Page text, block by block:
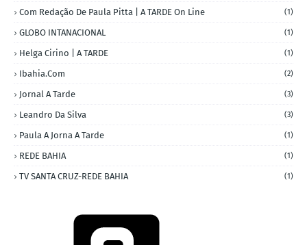
Com Redação De Paula Pitta | A TARDE On Line (1)
GLOBO INTANACIONAL (1)
Helga Cirino | A TARDE (1)
Ibahia.com (2)
Jornal A Tarde (3)
Leandro Da Silva (3)
Paula A Jorna A Tarde (1)
REDE BAHIA (1)
TV SANTA CRUZ-REDE BAHIA (1)